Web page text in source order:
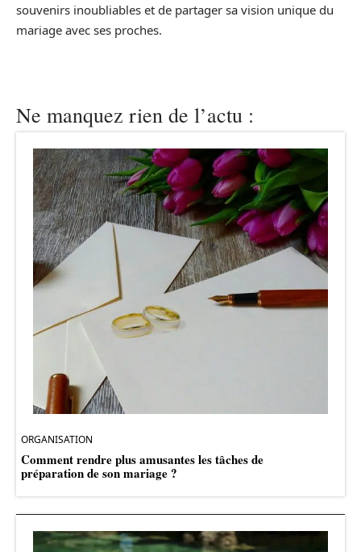
souvenirs inoubliables et de partager sa vision unique du
mariage avec ses proches.
Ne manquez rien de l’actu :
ORGANISATION
Comment rendre plus amusantes les tâches de
préparation de son mariage ?